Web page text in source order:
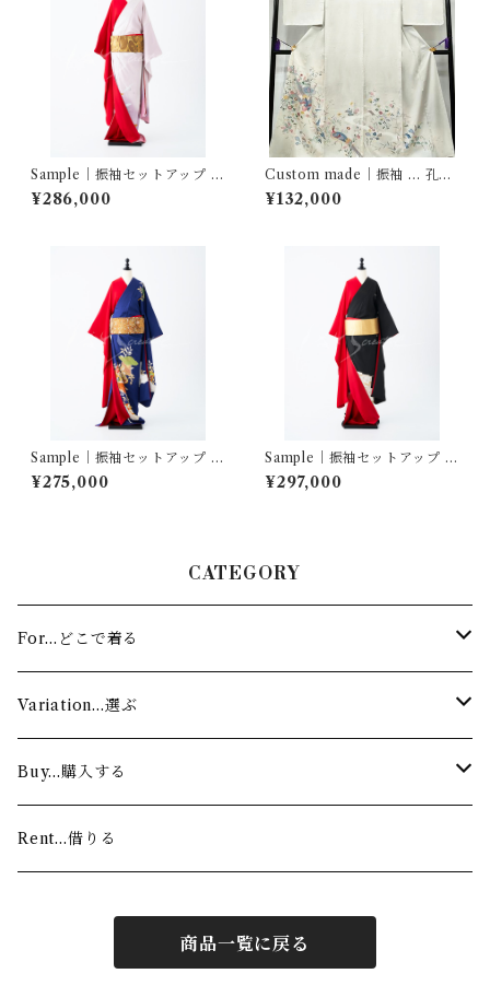
Sample｜振袖セットアップ …
飛鶴ぼかし／赤三越縮緬
¥286,000
Custom made｜振袖 … 孔雀
枝花文
¥132,000
Sample｜振袖セットアップ …
雲重ね吉祥花冊子文／赤三越
縮緬
¥275,000
Sample｜振袖セットアップ …
ばさら紋付孔雀松梅／赤三越
縮緬
¥297,000
CATEGORY
For…どこで着る
Stage…舞台
Lesson…お稽古
Variation…選ぶ
Authentic…舞踊家（着物）
Modern…ダンサー（ワンショルダー）
Buy…購入する
Custom made…注文する
Rent…借りる
商品一覧に戻る